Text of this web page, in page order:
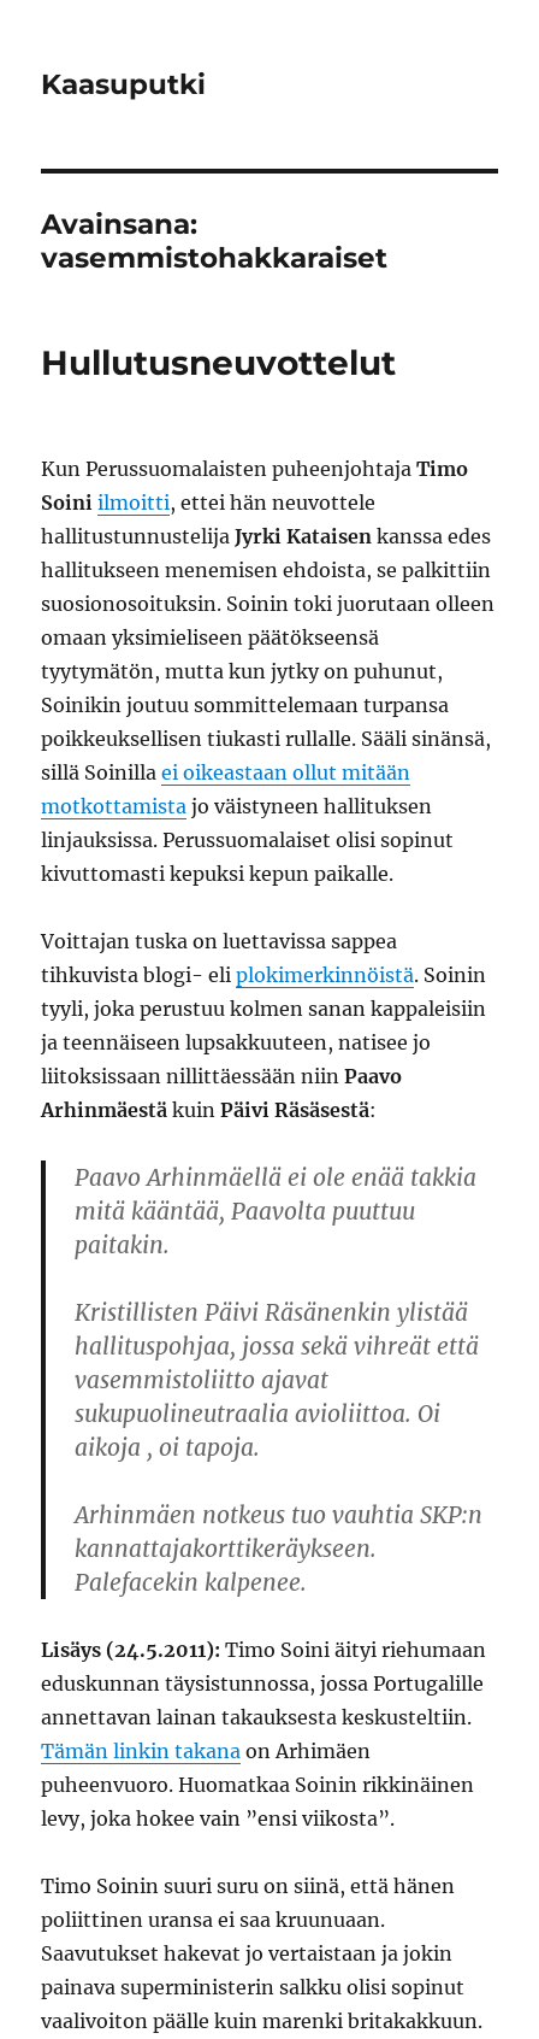
Kaasuputki
Avainsana:
vasemmistohakkaraiset
Hullutusneuvottelut
Kun Perussuomalaisten puheenjohtajaTimo
Soini ilmoitti, ettei hän neuvottele
hallitustunnustelijaJyrki Kataisen kanssa edes
hallitukseen menemisen ehdoista, se palkittiin
suosionosoituksin. Soinin toki juorutaan olleen
omaan yksimieliseen päätökseensä
tyytymätön, mutta kun jytky on puhunut,
Soinikin joutuu sommittelemaan turpansa
poikkeuksellisen tiukasti rullalle. Sääli sinänsä,
sillä Soinillaei oikeastaan ollut mitään
motkottamista jo väistyneen hallituksen
linjauksissa. Perussuomalaiset olisi sopinut
kivuttomasti kepuksi kepun paikalle.
Voittajan tuska on luettavissa sappea
tihkuvista blogi- eliplokimerkinnöistä. Soinin
tyyli, joka perustuu kolmen sanan kappaleisiin
ja teennäiseen lupsakkuuteen, natisee jo
liitoksissaan nillittäessään niinPaavo
Arhinmäestä kuinPäivi Räsäsestä:
Paavo Arhinmäellä ei ole enää takkia
mitä kääntää, Paavolta puuttuu
paitakin.
Kristillisten Päivi Räsänenkin ylistää
hallituspohjaa, jossa sekä vihreät että
vasemmistoliitto ajavat
sukupuolineutraalia avioliittoa. Oi
aikoja , oi tapoja.
Arhinmäen notkeus tuo vauhtia SKP:n
kannattajakorttikeräykseen.
Palefacekin kalpenee.
Lisäys (24.5.2011):Timo Soini äityi riehumaan
eduskunnan täysistunnossa, jossa Portugalille
annettavan lainan takauksesta keskusteltiin.
Tämän linkin takana on Arhimäen
puheenvuoro. Huomatkaa Soinin rikkinäinen
levy, joka hokee vain ”ensi viikosta”.
Timo Soinin suuri suru on siinä, että hänen
poliittinen uransa ei saa kruunuaan.
Saavutukset hakevat jo vertaistaan ja jokin
painava superministerin salkku olisi sopinut
vaalivoiton päälle kuin marenki britakakkuun.